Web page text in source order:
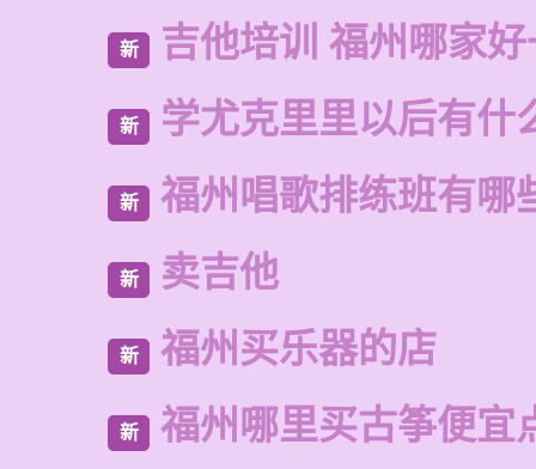
新 吉他培训 福州哪家
新 学尤克里里以后有什
新 福州唱歌排练班有哪
新 卖吉他
新 福州买乐器的店
新 福州哪里买古筝便宜